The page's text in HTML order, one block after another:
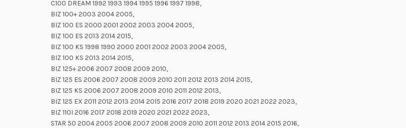
C100 DREAM 1992 1993 1994 1995 1996 1997 1998,
BIZ 100+ 2003 2004 2005,
BIZ 100 ES 2000 2001 2002 2003 2004 2005,
BIZ 100 ES 2013 2014 2015,
BIZ 100 KS 1998 1990 2000 2001 2002 2003 2004 2005,
BIZ 100 KS 2013 2014 2015,
BIZ 125+ 2006 2007 2008 2009 2010,
BIZ 125 ES 2006 2007 2008 2009 2010 2011 2012 2013 2014 2015,
BIZ 125 KS 2006 2007 2008 2009 2010 2011 2012 2013,
BIZ 125 EX 2011 2012 2013 2014 2015 2016 2017 2018 2019 2020 2021 2022 2023,
BIZ 110I 2016 2017 2018 2019 2020 2021 2022 2023,
STAR 50 2004 2005 2006 2007 2008 2009 2010 2011 2012 2013 2014 2015 2016,